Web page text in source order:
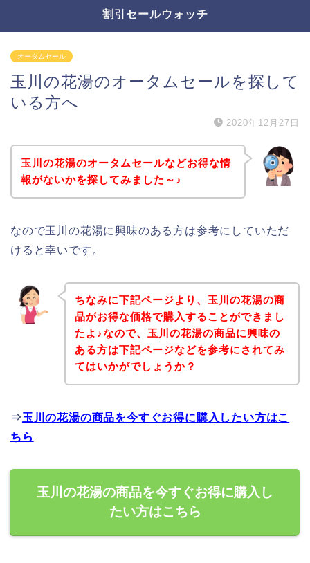
割引セールウォッチ
オータムセール
玉川の花湯のオータムセールを探して
いる方へ
2020年12月27日
玉川の花湯のオータムセールなどお得な情
報がないかを探してみました～♪
なので玉川の花湯に興味のある方は参考にしていただ
けると幸いです。
ちなみに下記ページより、玉川の花湯の商
品がお得な価格で購入することができまし
たよ♪なので、玉川の花湯の商品に興味の
ある方は下記ページなどを参考にされてみ
てはいかがでしょうか？
⇒玉川の花湯の商品を今すぐお得に購入したい方はこ
ちら
玉川の花湯の商品を今すぐお得に購入し
たい方はこちら